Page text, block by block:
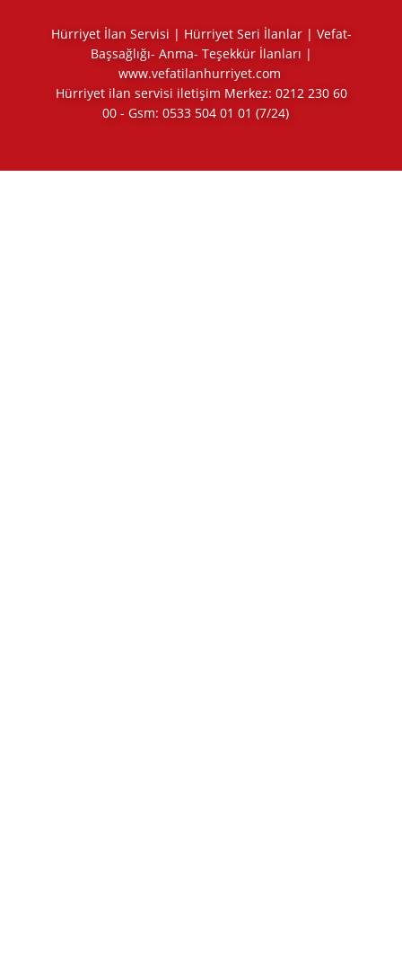
Hürriyet İlan Servisi | Hürriyet Seri İlanlar | Vefat-
Başsağlığı- Anma- Teşekkür İlanları |
www.vefatilanhurriyet.com
Hürriyet ilan servisi iletişim Merkez: 0212 230 60
00 - Gsm: 0533 504 01 01 (7/24)